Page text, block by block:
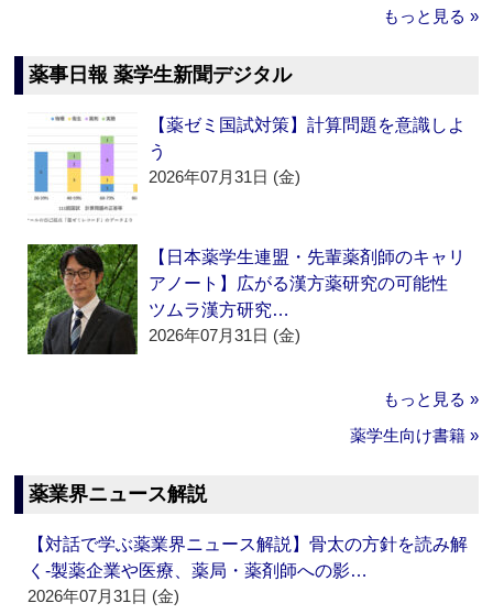
もっと見る »
薬事日報 薬学生新聞デジタル
【薬ゼミ国試対策】計算問題を意識しよ
う
2026年07月31日 (金)
【日本薬学生連盟・先輩薬剤師のキャリ
アノート】広がる漢方薬研究の可能性
ツムラ漢方研究…
2026年07月31日 (金)
もっと見る »
薬学生向け書籍 »
薬業界ニュース解説
【対話で学ぶ薬業界ニュース解説】骨太の方針を読み解
く‐製薬企業や医療、薬局・薬剤師への影…
2026年07月31日 (金)